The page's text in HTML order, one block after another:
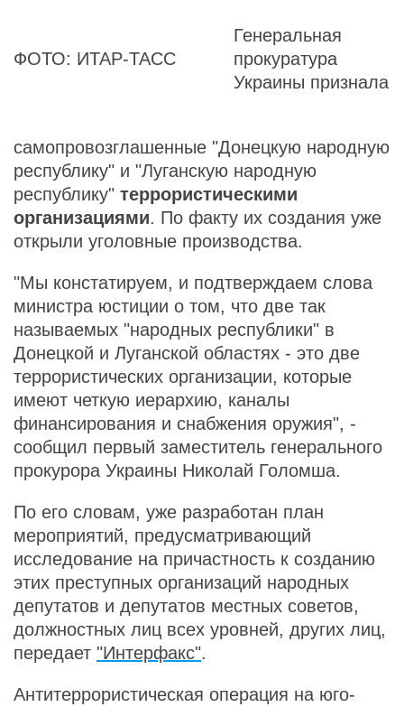
ФОТО: ИТАР-ТАСС
Генеральная
прокуратура
Украины признала
самопровозглашенные "Донецкую народную
республику" и "Луганскую народную
республику" террористическими
организациями. По факту их создания уже
открыли уголовные производства.
"Мы констатируем, и подтверждаем слова
министра юстиции о том, что две так
называемых "народных республики" в
Донецкой и Луганской областях - это две
террористических организации, которые
имеют четкую иерархию, каналы
финансирования и снабжения оружия", -
сообщил первый заместитель генерального
прокурора Украины Николай Голомша.
По его словам, уже разработан план
мероприятий, предусматривающий
исследование на причастность к созданию
этих преступных организаций народных
депутатов и депутатов местных советов,
должностных лиц всех уровней, других лиц,
передает "Интерфакс".
Антитеррористическая операция на юго-